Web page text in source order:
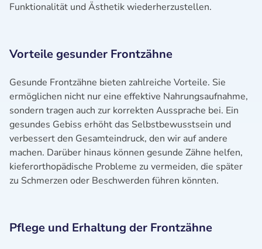
Funktionalität und Ästhetik wiederherzustellen.
Vorteile gesunder Frontzähne
Gesunde Frontzähne bieten zahlreiche Vorteile. Sie
ermöglichen nicht nur eine effektive Nahrungsaufnahme,
sondern tragen auch zur korrekten Aussprache bei. Ein
gesundes Gebiss erhöht das Selbstbewusstsein und
verbessert den Gesamteindruck, den wir auf andere
machen. Darüber hinaus können gesunde Zähne helfen,
kieferorthopädische Probleme zu vermeiden, die später
zu Schmerzen oder Beschwerden führen könnten.
Pflege und Erhaltung der Frontzähne